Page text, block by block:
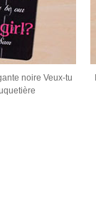
noire Veux-tu